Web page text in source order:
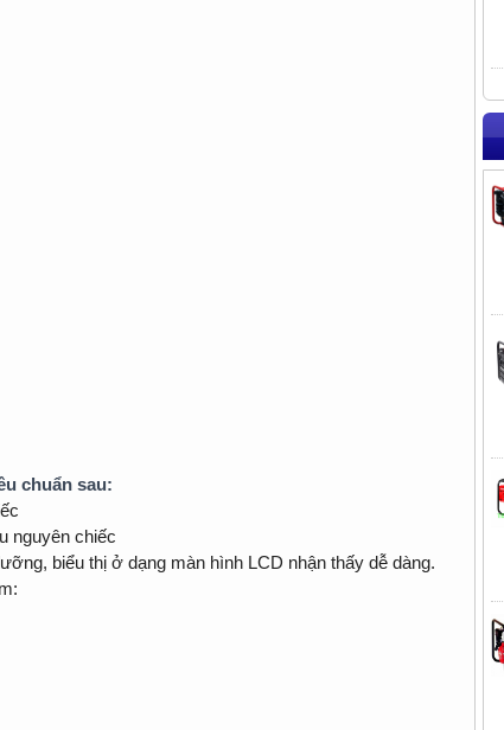
chuẩn sau:
nguyên chiếc
biểu thị ở dạng màn hình LCD nhận thấy dễ dàng.